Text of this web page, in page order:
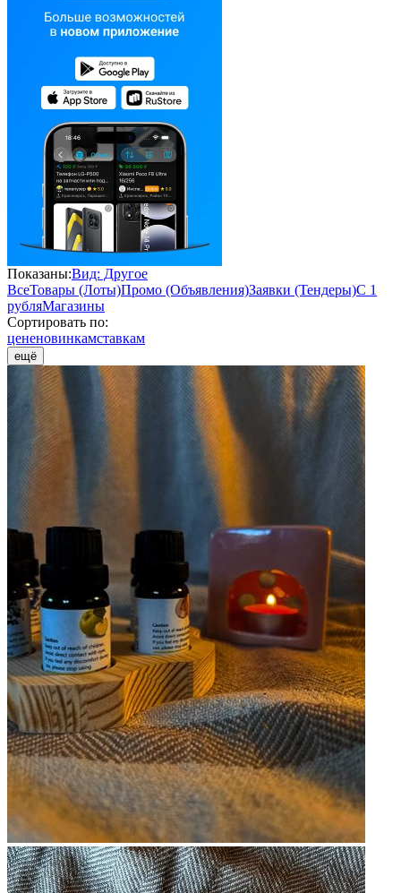
Показаны:Вид: Другое
ВсеТовары (Лоты)Промо (Объявления)Заявки (Тендеры)С 1
рубляМагазины
Сортировать по:
цененовинкамставкам
ещё